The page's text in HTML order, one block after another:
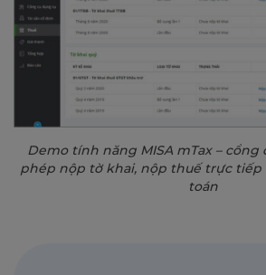
Demo tính năng MISA mTax – cổng
phép nộp tờ khai, nộp thuế trực tiếp
toán